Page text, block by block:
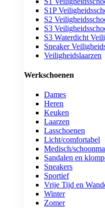
S1P
S2
S3
S3 Waterdicht
Sneaker
Veiligheidslaarzen
Werkschoenen
Dames
Heren
Keuken
Laarzen
Lasschoenen
Licht/comfortabel
Medisch/
Sandalen en
Sneakers
Sportief
Vrije Tijd en
Winter
Zomer